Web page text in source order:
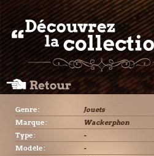
Genre :
Jouets
Marque :
Wackerphon
Type :
-
Modèle :
-